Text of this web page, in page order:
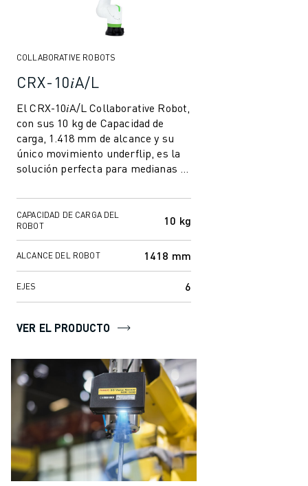
COLLABORATIVE ROBOTS
CRX-10𝑖A/L
El CRX-10𝑖A/L Collaborative Robot,
con sus 10 kg de Capacidad de
carga, 1.418 mm de alcance y su
único movimiento underflip, es la
solución perfecta para medianas y
para...
CAPACIDAD DE CARGA DEL
ROBOT
10 kg
ALCANCE DEL ROBOT 1418 mm
EJES 6
VER EL PRODUCTO